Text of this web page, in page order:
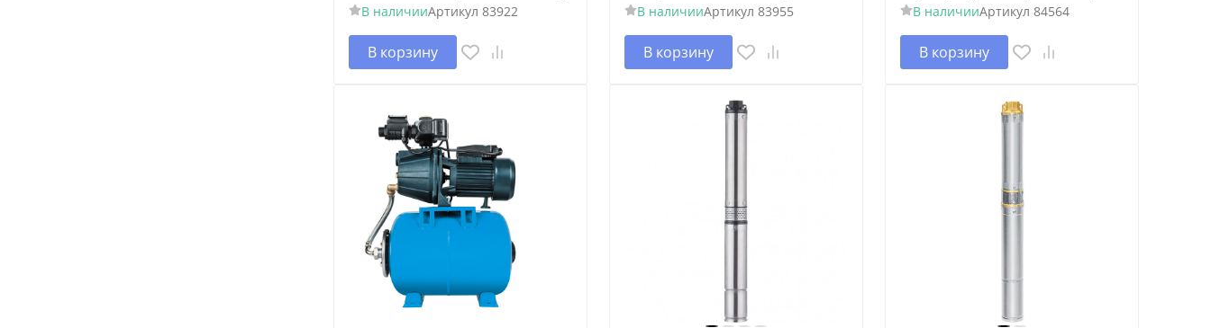
В наличииАртикул 83922
В корзину
В наличииАртикул 83955
В корзину
В наличииАртикул 84564
В корзину